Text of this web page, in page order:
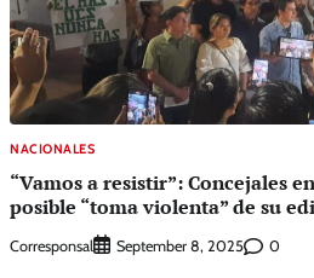
NACIONALES
“Vamos a resistir”: Concejales
posible “toma violenta” de su
Corresponsal September 8, 2025 0